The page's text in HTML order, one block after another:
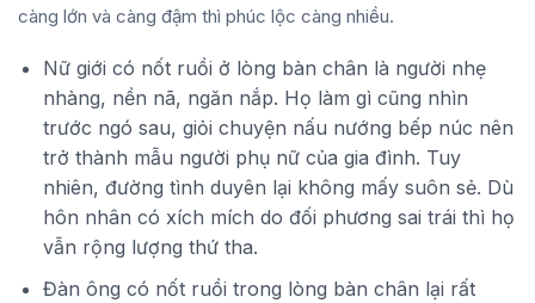
càng lớn và càng đậm thì phúc lộc càng nhiều.
Nữ giới có nốt ruồi ở lòng bàn chân là người nhẹ
nhàng, nền nã, ngăn nắp. Họ làm gì cũng nhìn
trước ngó sau, giỏi chuyện nấu nướng bếp núc nên
trở thành mẫu người phụ nữ của gia đình. Tuy
nhiên, đường tình duyên lại không mấy suôn sẻ. Dù
hôn nhân có xích mích do đối phương sai trái thì họ
vẫn rộng lượng thứ tha.
Đàn ông có nốt ruồi trong lòng bàn chân lại rất